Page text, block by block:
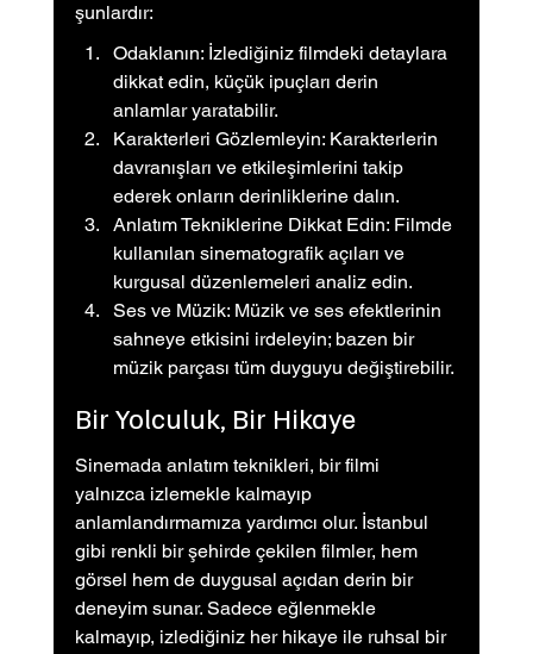
şunlardır:
Odaklanın: İzlediğiniz filmdeki detaylara
dikkat edin, küçük ipuçları derin
anlamlar yaratabilir.
Karakterleri Gözlemleyin: Karakterlerin
davranışları ve etkileşimlerini takip
ederek onların derinliklerine dalın.
Anlatım Tekniklerine Dikkat Edin: Filmde
kullanılan sinematografik açıları ve
kurgusal düzenlemeleri analiz edin.
Ses ve Müzik: Müzik ve ses efektlerinin
sahneye etkisini irdeleyin; bazen bir
müzik parçası tüm duyguyu değiştirebilir.
Bir Yolculuk, Bir Hikaye
Sinemada anlatım teknikleri, bir filmi
yalnızca izlemekle kalmayıp
anlamlandırmamıza yardımcı olur. İstanbul
gibi renkli bir şehirde çekilen filmler, hem
görsel hem de duygusal açıdan derin bir
deneyim sunar. Sadece eğlenmekle
kalmayıp, izlediğiniz her hikaye ile ruhsal bir